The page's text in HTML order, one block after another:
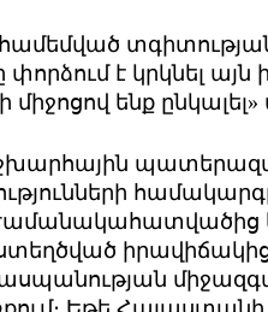
է կրկնել այն
միջոցով ենք
ստեղծված